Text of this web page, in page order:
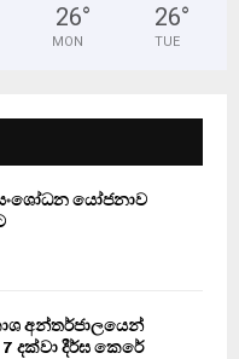
26°
MON
26°
TUE
යෝජනාව
අන්තර්ජාලයෙන්
දක්වා දීර්ඝ කෙරේ